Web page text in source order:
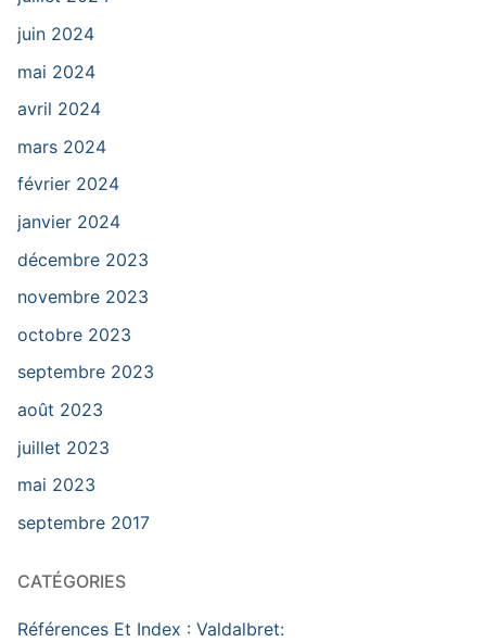
juin 2024
mai 2024
avril 2024
mars 2024
février 2024
janvier 2024
décembre 2023
novembre 2023
octobre 2023
septembre 2023
août 2023
juillet 2023
mai 2023
septembre 2017
CATÉGORIES
Références Et Index : Valdalbret: